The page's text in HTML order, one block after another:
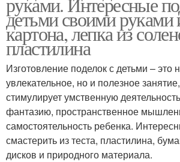
Поделки для
девятилеток
Аппликации из цветной
бумаги
детьми своими руками
картона, лепка из
пластилина
Изготовление поделок с детьми – это
увлекательное, но и полезное
стимулирует умственную
фантазию, пространственное
самостоятельность ребенка.
смастерить из теста, пластилина,
дисков и природного материала.